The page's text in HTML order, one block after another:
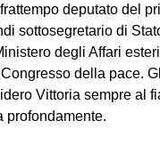
deputato del
sottosegretario di
degli Affari
della pace.
Vittoria sempre al
profondamente.